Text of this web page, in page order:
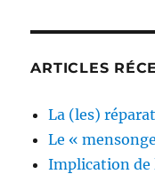
ARTICLES
La (les)
Le «
Implication de